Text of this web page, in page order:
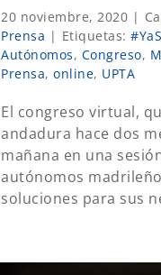
20 noviembre, 2020 |
Prensa | Etiquetas:
Autónomos, Congreso,
Prensa, online, UPTA
El congreso virtual,
andadura hace dos
mañana en una
autónomos
soluciones para sus